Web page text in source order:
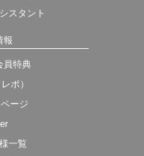
スタント
報
員特典
ポ）
ージ
一覧